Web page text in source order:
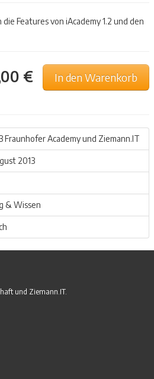
Features von iAcademy 1.2 und den
In den Warenkorb
€
Fraunhofer Academy und Ziemann.IT
2013
& Wissen
und Ziemann.IT.